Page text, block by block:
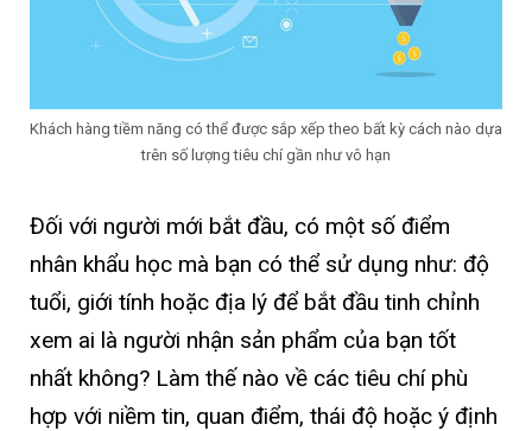
Khách hàng tiềm năng có thể được sắp xếp theo bất kỳ cách nào dựa
trên số lượng tiêu chí gần như vô hạn
Đối với người mới bắt đầu, có một số điểm
nhân khẩu học mà bạn có thể sử dụng như: độ
tuổi, giới tính hoặc địa lý để bắt đầu tinh chỉnh
xem ai là người nhận sản phẩm của bạn tốt
nhất không? Làm thế nào về các tiêu chí phù
hợp với niềm tin, quan điểm, thái độ hoặc ý định